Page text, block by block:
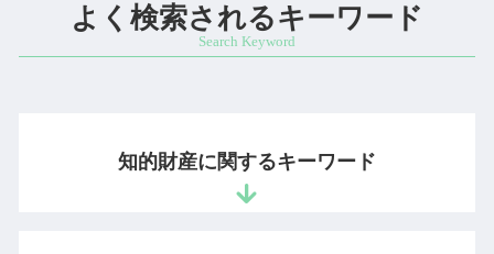
よく検索されるキーワード
知的財産に関するキーワード